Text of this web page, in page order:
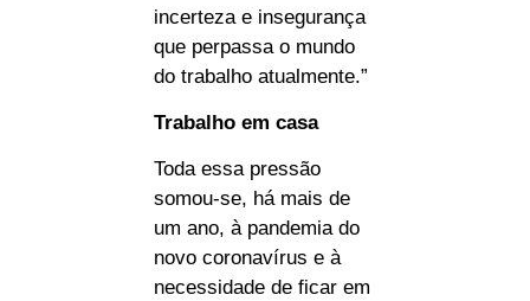
incerteza e insegurança
que perpassa o mundo
do trabalho atualmente.”
Trabalho em casa
Toda essa pressão
somou-se, há mais de
um ano, à pandemia do
novo coronavírus e à
necessidade de ficar em